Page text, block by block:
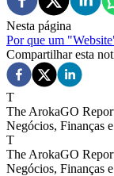
Nesta página
Por que um
Compartilhar esta
T
The ArokaGO
Negócios, Finanças
T
The ArokaGO
Negócios, Finanças